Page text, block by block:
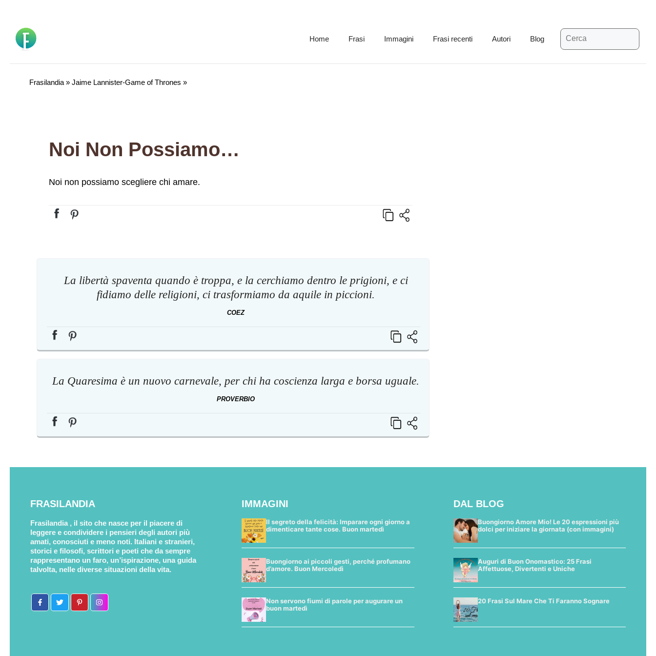
contenuto
Home Frasi Immagini Frasi recenti Autori Blog
Ricerca
per:
Frasilandia »Jaime Lannister-Game of Thrones »
Noi Non Possiamo…
Noi non possiamo scegliere chi amare.
La libertà spaventa quando è troppa, e la cerchiamo dentro le prigioni, e ci
fidiamo delle religioni, ci trasformiamo da aquile in piccioni.
COEZ
La Quaresima è un nuovo carnevale, per chi ha coscienza larga e borsa uguale.
PROVERBIO
FRASILANDIA
Frasilandia , il sito che nasce per il piacere di
leggere e condividere i pensieri degli autori più
amati, conosciuti e meno noti. Italiani e stranieri,
storici e filosofi, scrittori e poeti che da sempre
rappresentano un faro, un’ispirazione, una guida
talvolta, nelle diverse situazioni della vita.
IMMAGINI
Il segreto della felicità: Imparare ogni giorno a
dimenticare tante cose. Buon martedì
Buongiorno ai piccoli gesti, perché profumano
d’amore. Buon Mercoledì
Non servono fiumi di parole per augurare un
buon martedì
DAL BLOG
Buongiorno Amore Mio! Le 20 espressioni più
dolci per iniziare la giornata (con immagini)
Auguri di Buon Onomastico: 25 Frasi
Affettuose, Divertenti e Uniche
20 Frasi Sul Mare Che Ti Faranno Sognare